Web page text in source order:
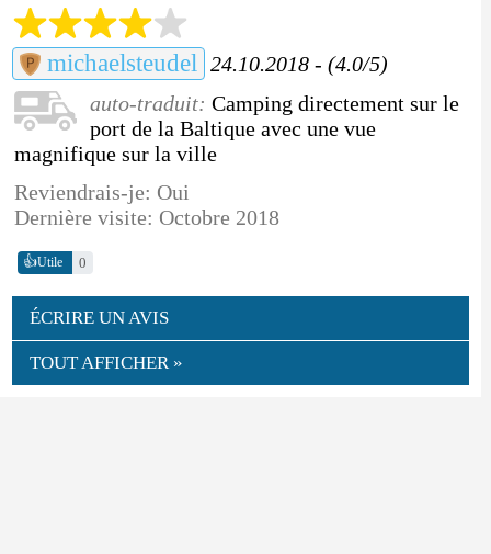
michaelsteudel
24.10.2018 - (4.0/5)
auto-traduit: Camping directement sur le
port de la Baltique avec une vue
magnifique sur la ville
Reviendrais-je: Oui
Dernière visite: Octobre 2018
👍Utile 0
ÉCRIRE UN AVIS
TOUT AFFICHER »